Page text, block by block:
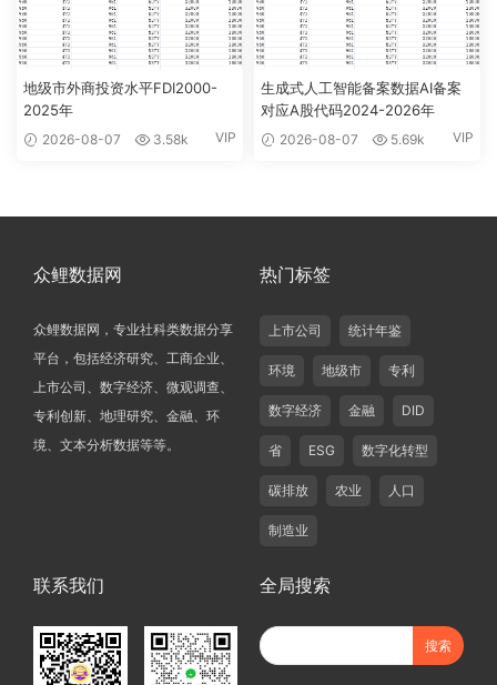
地级市外商投资水平FDI2000-
2025年
2026-08-07 3.58k VIP
生成式人工智能备案数据AI备案
对应A股代码2024-2026年
2026-08-07 5.69k VIP
众鲤数据网
众鲤数据网，专业社科类数据分享
平台，包括经济研究、工商企业、
上市公司、数字经济、微观调查、
专利创新、地理研究、金融、环
境、文本分析数据等等。
热门标签
上市公司 统计年鉴
环境 地级市 专利
数字经济 金融 DID
省 ESG 数字化转型
碳排放 农业 人口
制造业
联系我们 全局搜索